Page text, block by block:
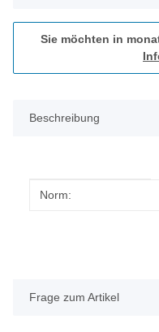
Sie möchten in
Beschreibung
Produkteigenschaft
Wert
Norm:
Frage zum Artikel